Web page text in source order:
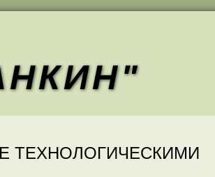
ТЕХНОЛОГИЧЕСКИМИ